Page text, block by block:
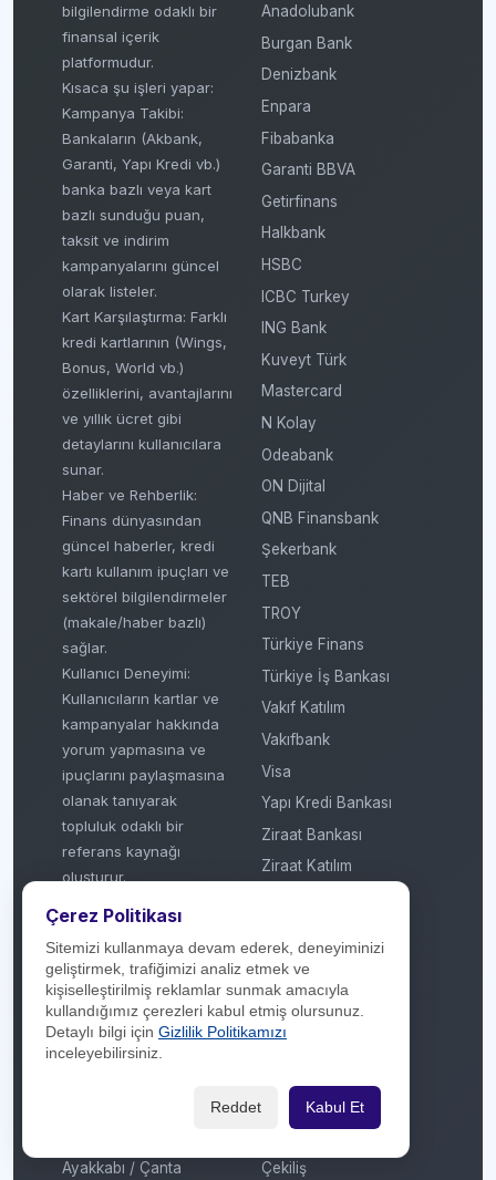
bilgilendirme odaklı bir
finansal içerik
platformudur.
Kısaca şu işleri yapar:
Kampanya Takibi:
Bankaların (Akbank,
Garanti, Yapı Kredi vb.)
banka bazlı veya kart
bazlı sunduğu puan,
taksit ve indirim
kampanyalarını güncel
olarak listeler.
Kart Karşılaştırma: Farklı
kredi kartlarının (Wings,
Bonus, World vb.)
özelliklerini, avantajlarını
ve yıllık ücret gibi
detaylarını kullanıcılara
sunar.
Haber ve Rehberlik:
Finans dünyasından
güncel haberler, kredi
kartı kullanım ipuçları ve
sektörel bilgilendirmeler
(makale/haber bazlı)
sağlar.
Kullanıcı Deneyimi:
Kullanıcıların kartlar ve
kampanyalar hakkında
yorum yapmasına ve
ipuçlarını paylaşmasına
olanak tanıyarak
topluluk odaklı bir
referans kaynağı
oluşturur.
© 2018 - 2026
Anadolubank
Burgan Bank
Denizbank
Enpara
Fibabanka
Garanti BBVA
Getirfinans
Halkbank
HSBC
ICBC Turkey
ING Bank
Kuveyt Türk
Mastercard
N Kolay
Odeabank
ON Dijital
QNB Finansbank
Şekerbank
TEB
TROY
Türkiye Finans
Türkiye İş Bankası
Vakıf Katılım
Vakıfbank
Visa
Yapı Kredi Bankası
Ziraat Bankası
Ziraat Katılım
Sektörler
Akaryakıt
Aksesuar / Takı
Ayakkabı / Çanta
Kategoriler
Aktüel / Broşür
Anneler Günü
Çekiliş
Çerez Politikası
Sitemizi kullanmaya devam ederek, deneyiminizi
geliştirmek, trafiğimizi analiz etmek ve
kişiselleştirilmiş reklamlar sunmak amacıyla
kullandığımız çerezleri kabul etmiş olursunuz.
Detaylı bilgi için Gizlilik Politikamızı
inceleyebilirsiniz.
Reddet Kabul Et